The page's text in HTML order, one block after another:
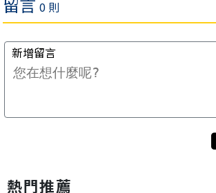
熱門推薦